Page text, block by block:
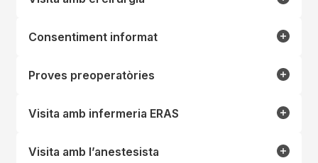
Consentiment informat
Proves preoperatòries
Visita amb infermeria ERAS
Visita amb l’anestesista